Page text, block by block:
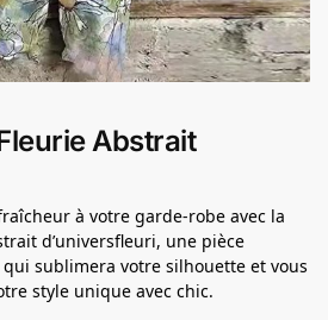
Abstrait
à votre garde-robe avec la
d’universfleuri, une pièce
sublimera votre silhouette et vous
style unique avec chic.